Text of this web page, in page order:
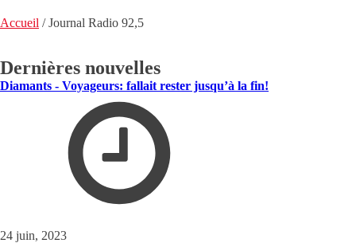
Accueil /Journal Radio 92,5
Dernières nouvelles
Diamants - Voyageurs: fallait rester jusqu’à la fin!
24 juin, 2023